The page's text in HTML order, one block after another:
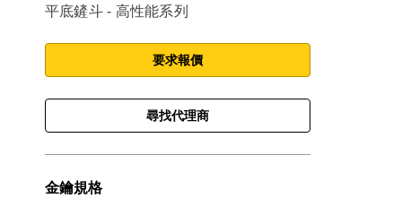
平底鏟斗 - 高性能系列
要求報價
尋找代理商
金鑰規格